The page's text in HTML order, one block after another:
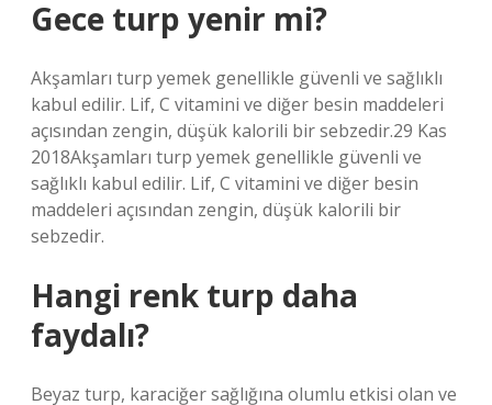
Gece turp yenir mi?
Akşamları turp yemek genellikle güvenli ve sağlıklı
kabul edilir. Lif, C vitamini ve diğer besin maddeleri
açısından zengin, düşük kalorili bir sebzedir.29 Kas
2018Akşamları turp yemek genellikle güvenli ve
sağlıklı kabul edilir. Lif, C vitamini ve diğer besin
maddeleri açısından zengin, düşük kalorili bir
sebzedir.
Hangi renk turp daha
faydalı?
Beyaz turp, karaciğer sağlığına olumlu etkisi olan ve